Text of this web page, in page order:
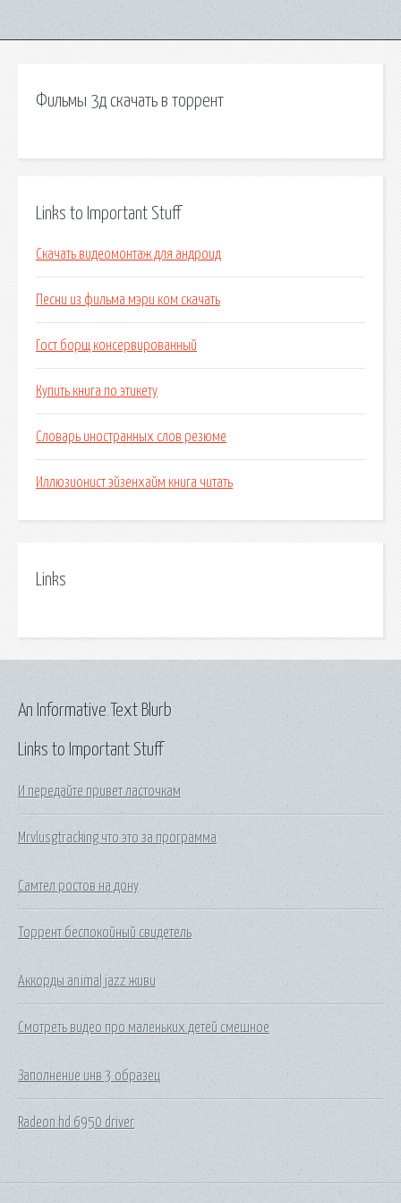
Фильмы 3д скачать в торрент
Links to Important Stuff
Скачать видеомонтаж для андроид
Песни из фильма мэри ком скачать
Гост борщ консервированный
Купить книга по этикету
Словарь иностранных слов резюме
Иллюзионист эйзенхайм книга читать
Links
Links to Important Stuff
И передайте привет ласточкам
Mrvlusgtracking что это за программа
Самтел ростов на дону
Торрент беспокойный свидетель
Аккорды animal jazz живи
Смотреть видео про маленьких детей смешное
Заполнение инв 3 образец
Radeon hd 6950 driver
An Informative Text Blurb